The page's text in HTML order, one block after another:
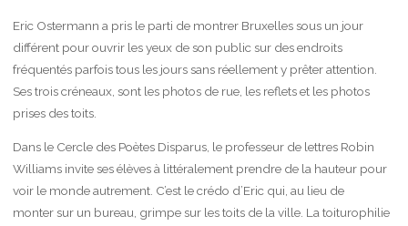
Eric Ostermann a pris le parti de montrer Bruxelles sous un jour
différent pour ouvrir les yeux de son public sur des endroits
fréquentés parfois tous les jours sans réellement y prêter attention.
Ses trois créneaux, sont les photos de rue, les reflets et les photos
prises des toits.
Dans le Cercle des Poètes Disparus, le professeur de lettres Robin
Williams invite ses élèves à littéralement prendre de la hauteur pour
voir le monde autrement. C’est le crédo d’Eric qui, au lieu de
monter sur un bureau, grimpe sur les toits de la ville. La toiturophilie